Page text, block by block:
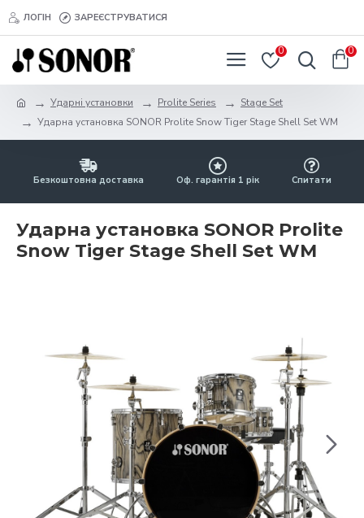
ЛОГІН ЗАРЕЄСТРУВАТИСЯ
0 0
Ударні установки Prolite Series
Stage Set
Ударна установка SONOR Prolite Snow Tiger Stage Shell Set WM
Безкоштовна доставка Оф. гарантія 1 рік Спитати
Ударна установка SONOR Prolite
Snow Tiger Stage Shell Set WM